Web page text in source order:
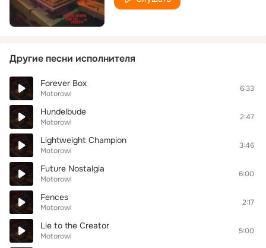
Другие песни исполнителя
Forever Box
Motorowl
6:33
Hundelbude
Motorowl
2:47
Lightweight Champion
Motorowl
3:46
Future Nostalgia
Motorowl
6:00
Fences
Motorowl
2:17
Lie to the Creator
Motorowl
5:00